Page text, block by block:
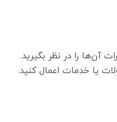
آن‌ها را در نظر بگیرید.
یا خدمات اعمال کنید.